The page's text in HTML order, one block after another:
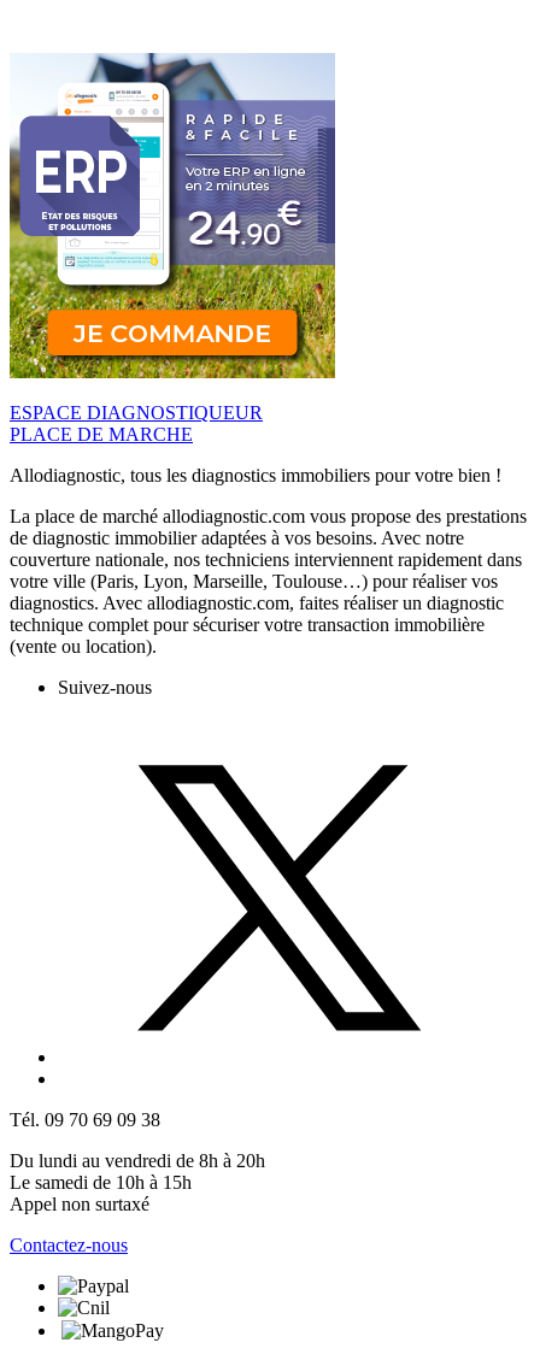
ESPACE DIAGNOSTIQUEUR
PLACE DE MARCHE
Allodiagnostic, tous les diagnostics immobiliers pour votre bien !
La place de marché allodiagnostic.com vous propose des prestations
de diagnostic immobilier adaptées à vos besoins. Avec notre
couverture nationale, nos techniciens interviennent rapidement dans
votre ville (Paris, Lyon, Marseille, Toulouse…) pour réaliser vos
diagnostics. Avec allodiagnostic.com, faites réaliser un diagnostic
technique complet pour sécuriser votre transaction immobilière
(vente ou location).
Suivez-nous
Tél. 09 70 69 09 38
Du lundi au vendredi de 8h à 20h
Le samedi de 10h à 15h
Appel non surtaxé
Contactez-nous